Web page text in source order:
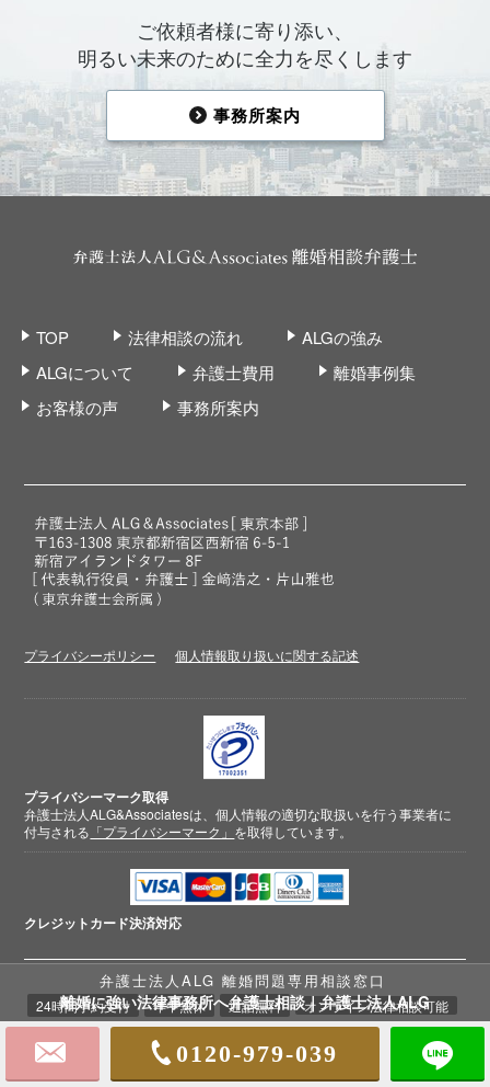
離婚に強い法律事務所へ弁護士相談｜弁護士法人ALG
ご依頼者様に寄り添い、
明るい未来のために全力を尽くします
事務所案内
TOP 法律相談の流れ
ALGの強み
ALGについて
弁護士費用
離婚事例集
お客様の声
事務所案内
プライバシーポリシー 個人情報取り扱いに関する記述
プライバシーマーク取得
弁護士法人ALG&Associatesは、個人情報の適切な取扱いを行う事業者に
付与される 「プライバシーマーク」 を取得しています。
クレジットカード決済対応
© 2018-2026 弁護士法人ALG&Associates
離婚相談弁護士
弁護士法人ALG 離婚問題専用相談窓口
24時間予約受付 年中無休 通話無料 オンライン法律相談可能
0120-979-039